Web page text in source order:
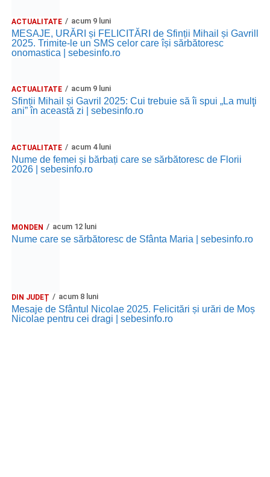
ACTUALITATE acum 9 luni
MESAJE, URĂRI și FELICITĂRI de Sfinții Mihail și Gavrill
2025. Trimite-le un SMS celor care își sărbătoresc
onomastica | sebesinfo.ro
ACTUALITATE acum 9 luni
Sfinții Mihail și Gavril 2025: Cui trebuie să îi spui „La mulţi
ani” în această zi | sebesinfo.ro
ACTUALITATE acum 4 luni
Nume de femei și bărbați care se sărbătoresc de Florii
2026 | sebesinfo.ro
MONDEN acum 12 luni
Nume care se sărbătoresc de Sfânta Maria | sebesinfo.ro
DIN JUDEȚ acum 8 luni
Mesaje de Sfântul Nicolae 2025. Felicitări și urări de Moș
Nicolae pentru cei dragi | sebesinfo.ro